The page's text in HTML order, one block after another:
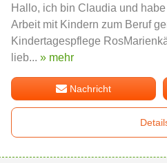
Hallo, ich bin Claudia und
Arbeit mit Kindern zum Beruf
Kindertagespflege
lieb... » mehr
Nachricht